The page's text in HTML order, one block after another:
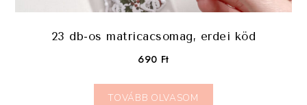
23 db-os matricacsomag, erdei köd
690 Ft
TOVÁBB OLVASOM